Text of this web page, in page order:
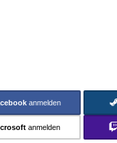
anmelden
anmelden